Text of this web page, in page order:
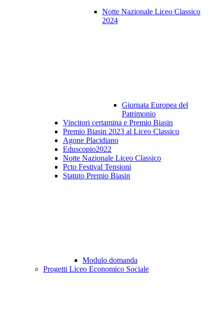
Notte Nazionale Liceo Classico
2024
Giornata Europea del
Patrimonio
Vincitori certamina e Premio Biasin
Premio Biasin 2023 al Liceo Classico
Agone Placidiano
Eduscopio2022
Notte Nazionale Liceo Classico
Pcto Festival Tensioni
Statuto Premio Biasin
Modulo domanda
Progetti Liceo Economico Sociale